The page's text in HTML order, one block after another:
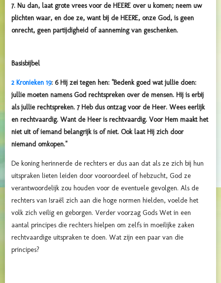
7. Nu dan, laat grote vrees voor de HEERE over u komen; neem uw
plichten waar, en doe ze, want bij de HEERE, onze God, is geen
onrecht, geen partijdigheid of aanneming van geschenken.
Basisbijbel
2 Kronieken 19: 6 Hij zei tegen hen: "Bedenk goed wat jullie doen:
jullie moeten namens God rechtspreken over de mensen. Hij is erbij
als jullie rechtspreken. 7 Heb dus ontzag voor de Heer. Wees eerlijk
en rechtvaardig. Want de Heer is rechtvaardig. Voor Hem maakt het
niet uit of iemand belangrijk is of niet. Ook laat Hij zich door
niemand omkopen."
De koning herinnerde de rechters er dus aan dat als ze zich bij hun
uitspraken lieten leiden door vooroordeel of hebzucht, God ze
verantwoordelijk zou houden voor de eventuele gevolgen. Als de
rechters van Israël zich aan die hoge normen hielden, voelde het
volk zich veilig en geborgen. Verder voorzag Gods Wet in een
aantal principes die rechters hielpen om zelfs in moeilijke zaken
rechtvaardige uitspraken te doen. Wat zijn een paar van die
principes?